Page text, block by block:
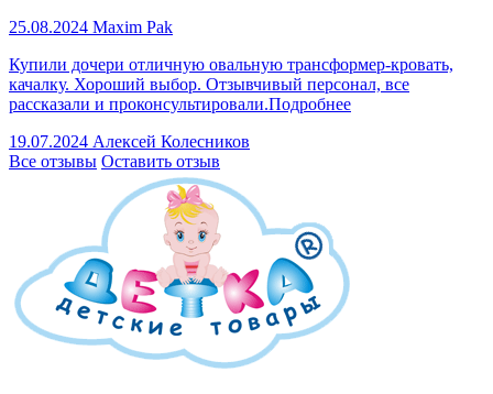
25.08.2024 Maxim Pak
Купили дочери отличную овальную трансформер-кровать,
качалку. Хороший выбор. Отзывчивый персонал, все
рассказали и проконсультировали.Подробнее
19.07.2024 Алексей Колесников
Все отзывы Оставить отзыв